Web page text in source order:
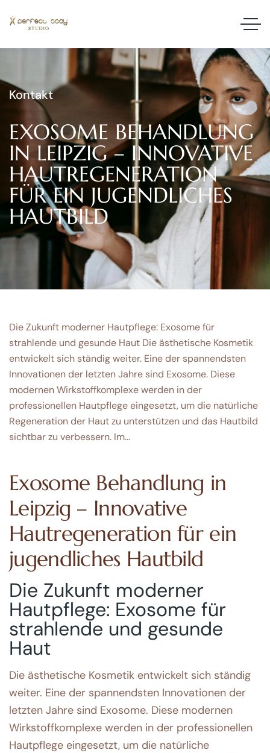
Kontakt
EXOSOME BEHANDLUNG
IN LEIPZIG – INNOVATIVE
HAUTREGENERATION
FÜR EIN JUGENDLICHES
HAUTBILD
Die Zukunft moderner Hautpflege: Exosome für
strahlende und gesunde Haut Die ästhetische Kosmetik
entwickelt sich ständig weiter. Eine der spannendsten
Innovationen der letzten Jahre sind Exosome. Diese
modernen Wirkstoffkomplexe werden in der
professionellen Hautpflege eingesetzt, um die natürliche
Regeneration der Haut zu unterstützen und das Hautbild
sichtbar zu verbessern. Im…
Exosome Behandlung in
Leipzig – Innovative
Hautregeneration für ein
jugendliches Hautbild
Die Zukunft moderner
Hautpflege: Exosome für
strahlende und gesunde
Haut
Die ästhetische Kosmetik entwickelt sich ständig
weiter. Eine der spannendsten Innovationen der
letzten Jahre sind Exosome. Diese modernen
Wirkstoffkomplexe werden in der professionellen
Hautpflege eingesetzt, um die natürliche